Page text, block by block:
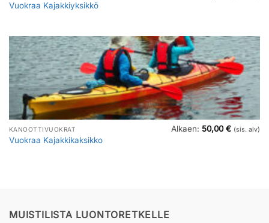
Vuokraa Kajakkiyksikkö
KANOOTTIVUOKRAT
Vuokraa Kajakkikaksikko
Alkaen:50,00€ (sis. alv)
MUISTILISTA LUONTORETKELLE